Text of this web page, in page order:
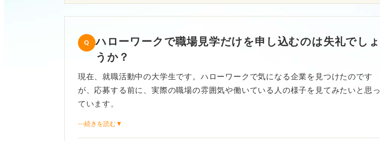
ハローワークで職場見学だけを申し込むのは失礼でしょ
うか？
現在、就職活動中の大学生です。ハローワークで気になる企業を見つけたのです
が、応募する前に、実際の職場の雰囲気や働いている人の様子を見てみたいと思っ
ています。
⋯続きを読む▼